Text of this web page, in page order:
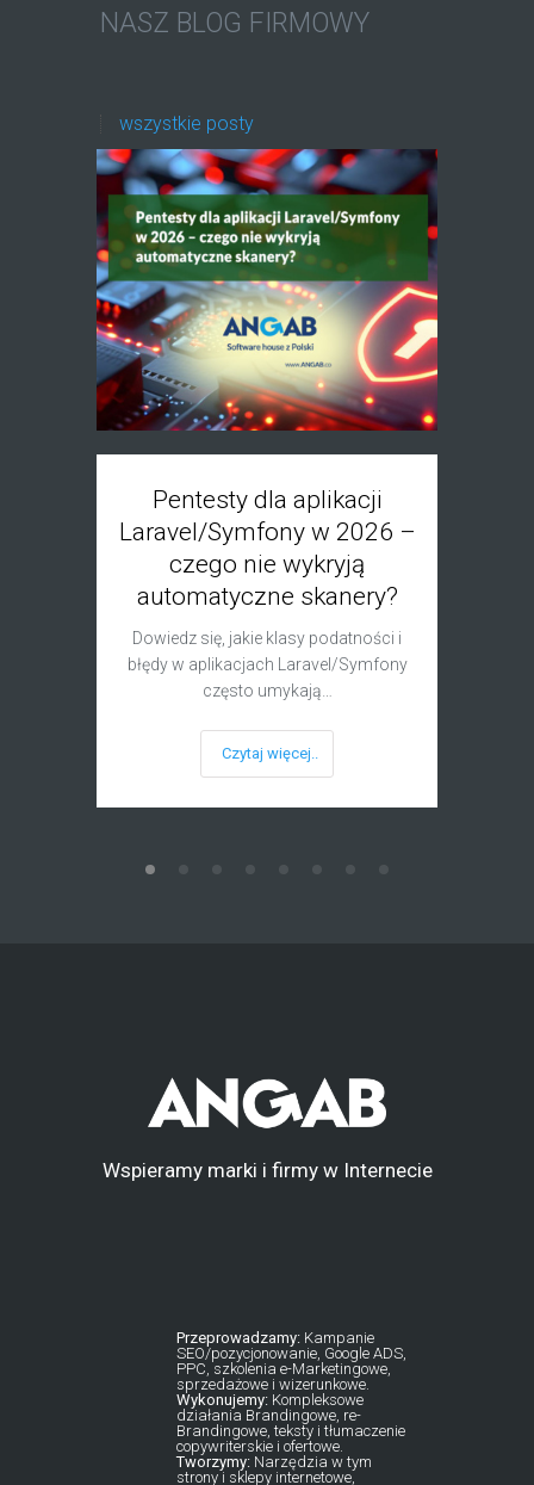
NASZ BLOG FIRMOWY
wszystkie posty
Pentesty dla aplikacji
Laravel/Symfony w 2026 –
czego nie wykryją
automatyczne skanery?
Dowiedz się, jakie klasy podatności i
błędy w aplikacjach Laravel/Symfony
często umykają…
Czytaj więcej..
Wspieramy marki i firmy w Internecie
Przeprowadzamy: Kampanie
SEO/pozycjonowanie, Google ADS,
PPC, szkolenia e-Marketingowe,
sprzedażowe i wizerunkowe.
Wykonujemy: Kompleksowe
działania Brandingowe, re-
Brandingowe, teksty i tłumaczenie
copywriterskie i ofertowe.
Tworzymy: Narzędzia w tym
strony i sklepy internetowe,